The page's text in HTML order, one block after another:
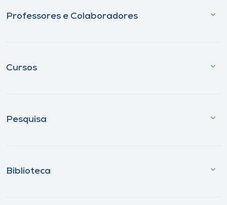
Professores e Colaboradores
Cursos
Pesquisa
Biblioteca